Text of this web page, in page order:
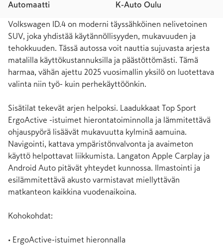
Automaatti K-Auto Oulu
Volkswagen ID.4 on moderni täyssähköinen nelivetoinen
SUV, joka yhdistää käytännöllisyyden, mukavuuden ja
tehokkuuden. Tässä autossa voit nauttia sujuvasta arjesta
matalilla käyttökustannuksilla ja päästöttömästi. Tämä
harmaa, vähän ajettu 2025 vuosimallin yksilö on luotettava
valinta niin työ- kuin perhekäyttöönkin.
Sisätilat tekevät arjen helpoksi. Laadukkaat Top Sport
ErgoActive -istuimet hierontatoiminnolla ja lämmitettävä
ohjauspyörä lisäävät mukavuutta kylminä aamuina.
Navigointi, kattava ympäristönvalvonta ja avaimeton
käyttö helpottavat liikkumista. Langaton Apple Carplay ja
Android Auto pitävät yhteydet kunnossa. Ilmastointi ja
esilämmitettävä akusto varmistavat miellyttävän
matkanteon kaikkina vuodenaikoina.
Kohokohdat:
• ErgoActive-istuimet hieronnalla